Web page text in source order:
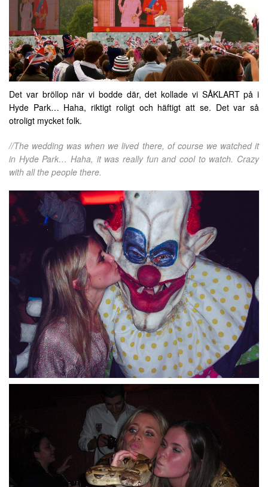
Det var bröllop när vi bodde där, det kollade vi SÅKLART på i
Hyde Park… Haha, riktigt roligt och häftigt att se. Det var så
otroligt mycket folk.
//The wedding was when we lived there, of course we watched it
in Hyde Park… Haha, it was really fun and cool to watch. Crazy
with all the people there.